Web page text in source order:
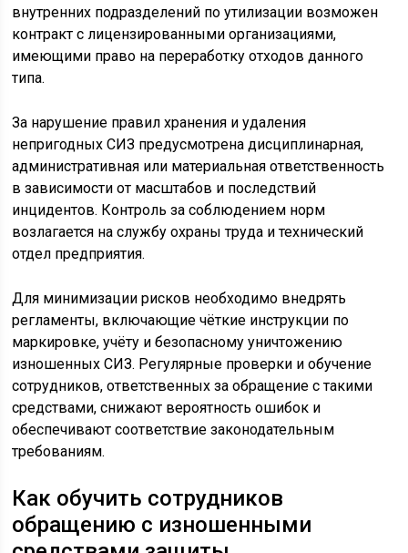
внутренних подразделений по утилизации возможен
контракт с лицензированными организациями,
имеющими право на переработку отходов данного
типа.
За нарушение правил хранения и удаления
непригодных СИЗ предусмотрена дисциплинарная,
административная или материальная ответственность
в зависимости от масштабов и последствий
инцидентов. Контроль за соблюдением норм
возлагается на службу охраны труда и технический
отдел предприятия.
Для минимизации рисков необходимо внедрять
регламенты, включающие чёткие инструкции по
маркировке, учёту и безопасному уничтожению
изношенных СИЗ. Регулярные проверки и обучение
сотрудников, ответственных за обращение с такими
средствами, снижают вероятность ошибок и
обеспечивают соответствие законодательным
требованиям.
Как обучить сотрудников
обращению с изношенными